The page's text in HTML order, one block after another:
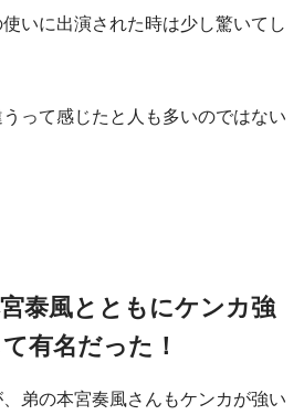
いに出演された時は少し驚いてし
って感じたと人も多いのではない
泰風とともにケンカ強
有名だった！
弟の本宮奏風さんもケンカが強い